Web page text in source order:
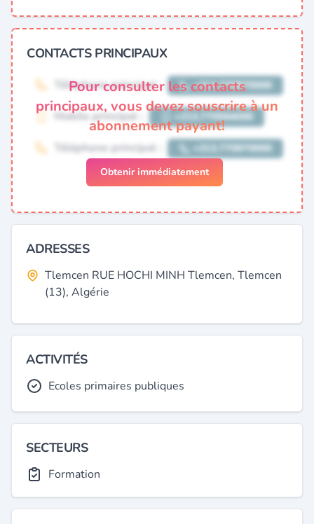
CONTACTS PRINCIPAUX
Pour consulter les contacts
principaux, vous devez souscrire à un
abonnement payant!
Obtenir immédiatement
ADRESSES
Tlemcen RUE HOCHI MINH Tlemcen, Tlemcen
(13), Algérie
ACTIVITÉS
Ecoles primaires publiques
SECTEURS
Formation